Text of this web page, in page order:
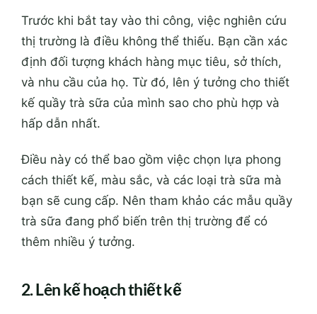
Trước khi bắt tay vào thi công, việc nghiên cứu
thị trường là điều không thể thiếu. Bạn cần xác
định đối tượng khách hàng mục tiêu, sở thích,
và nhu cầu của họ. Từ đó, lên ý tưởng cho thiết
kế quầy trà sữa của mình sao cho phù hợp và
hấp dẫn nhất.
Điều này có thể bao gồm việc chọn lựa phong
cách thiết kế, màu sắc, và các loại trà sữa mà
bạn sẽ cung cấp. Nên tham khảo các mẫu quầy
trà sữa đang phổ biến trên thị trường để có
thêm nhiều ý tưởng.
2. Lên kế hoạch thiết kế